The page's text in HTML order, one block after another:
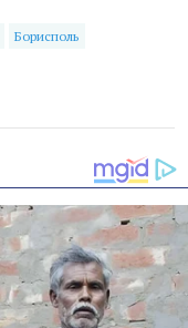
Борисполь